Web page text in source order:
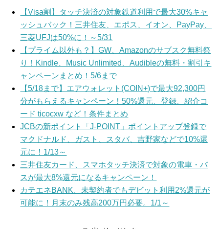
【Visa割】タッチ決済の対象鉄道利用で最大30%キャ
ッシュバック！三井住友、エポス、イオン、PayPay、
三菱UFJは50%に！～5/31
【プライム以外も？】GW、Amazonのサブスク無料祭
り！Kindle、Music Unlimited、Audibleの無料・割引キ
ャンペーンまとめ！5/6まで
【5/18まで】エアウォレット(COIN+)で最大92,300円
分がもらえるキャンペーン！50%還元、登録、紹介コ
ード ticocxw など！条件まとめ
JCBの新ポイント「J-POINT」ポイントアップ登録で
マクドナルド、ガスト、スタバ、吉野家などで10%還
元に！1/13～
三井住友カード、スマホタッチ決済で対象の電車・バ
スが最大8%還元になるキャンペーン！
カテエネBANK、未契約者でもデビット利用2%還元が
可能に！月末のみ残高200万円必要。1/1～